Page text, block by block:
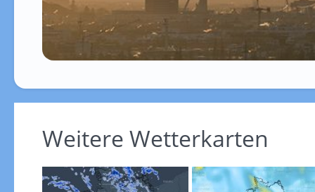
Weitere Wetterkarten